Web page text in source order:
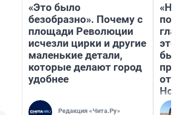
«Это было
безобразно». Почему с
площади Революции
исчезли цирки и другие
маленькие детали,
которые делают город
удобнее
Редакция «Чита.Ру»
этого
бьет